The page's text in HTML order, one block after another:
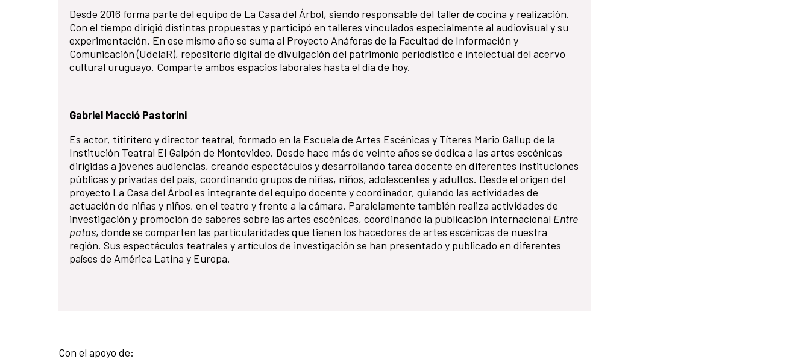
Desde 2016 forma parte del equipo de La Casa del Árbol, siendo responsable del taller de cocina y realización.
Con el tiempo dirigió distintas propuestas y participó en talleres vinculados especialmente al audiovisual y su
experimentación. En ese mismo año se suma al Proyecto Anáforas de la Facultad de Información y
Comunicación (UdelaR), repositorio digital de divulgación del patrimonio periodístico e intelectual del acervo
cultural uruguayo. Comparte ambos espacios laborales hasta el día de hoy.
Gabriel Macció Pastorini
Es actor, titiritero y director teatral, formado en la Escuela de Artes Escénicas y Títeres Mario Gallup de la
Institución Teatral El Galpón de Montevideo. Desde hace más de veinte años se dedica a las artes escénicas
dirigidas a jóvenes audiencias, creando espectáculos y desarrollando tarea docente en diferentes instituciones
públicas y privadas del país, coordinando grupos de niñas, niños, adolescentes y adultos. Desde el origen del
proyecto La Casa del Árbol es integrante del equipo docente y coordinador, guiando las actividades de
actuación de niñas y niños, en el teatro y frente a la cámara. Paralelamente también realiza actividades de
investigación y promoción de saberes sobre las artes escénicas, coordinando la publicación internacional Entre
patas, donde se comparten las particularidades que tienen los hacedores de artes escénicas de nuestra
región. Sus espectáculos teatrales y artículos de investigación se han presentado y publicado en diferentes
países de América Latina y Europa.
Con el apoyo de: